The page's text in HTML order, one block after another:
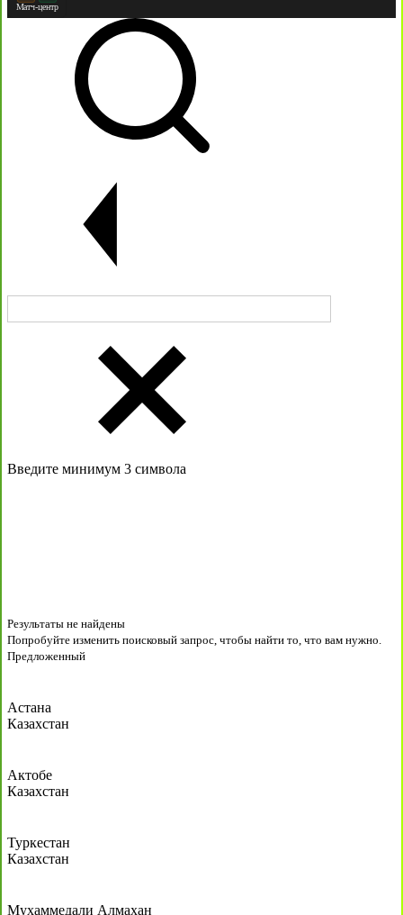
Матч-центр
Введите минимум 3 символа
Результаты не найдены
Попробуйте изменить поисковый запрос, чтобы найти то, что вам нужно.
Предложенный
Астана
Казахстан
Актобе
Казахстан
Туркестан
Казахстан
Мухаммедали Алмахан